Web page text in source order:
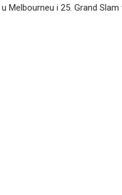
Melbourneu i 25. Grand